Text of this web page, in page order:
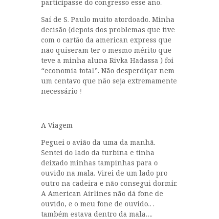
participasse do congresso esse ano.
Saí de S. Paulo muito atordoado. Minha
decisão (depois dos problemas que tive
com o cartão da american express que
não quiseram ter o mesmo mérito que
teve a minha aluna Rivka Hadassa ) foi
“economia total”. Não desperdiçar nem
um centavo que não seja extremamente
necessário !
A Viagem
Peguei o avião da uma da manhã.
Sentei do lado da turbina e tinha
deixado minhas tampinhas para o
ouvido na mala. Virei de um lado pro
outro na cadeira e não consegui dormir.
A American Airlines não dá fone de
ouvido, e o meu fone de ouvido.. .
também estava dentro da mala….